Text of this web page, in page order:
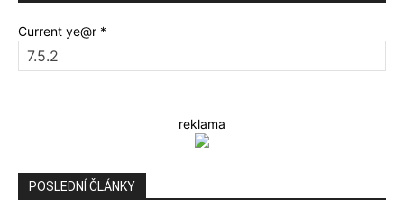
Current ye@r *
reklama
POSLEDNÍ ČLÁNKY